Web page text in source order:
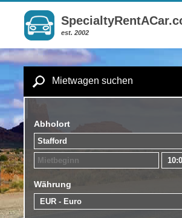
est. 2002
Mietwagen suchen
Abholort
Währung